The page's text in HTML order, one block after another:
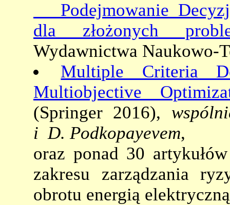
Podejmowanie
dla złożonych
Wydawnictwa Naukowo-
Multiple Criteria
Multiobjective
(Springer 2016),
i D. Podkopayevem,
oraz ponad 30
zakresu zarządzania
obrotu energią